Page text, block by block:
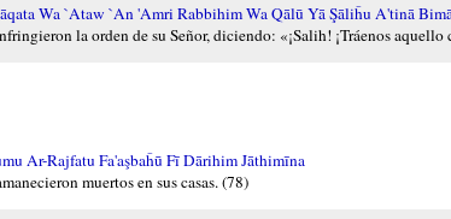
Wa `Ataw `An 'Amri Rabbihim Wa Qālū Yā Şāliĥu A'tinā
la orden de su Señor, diciendo: «¡Salih! ¡Tráenos
Ar-Rajfatu Fa'aşbaĥū Fī Dārihim Jāthimīna
muertos en sus casas. (78)